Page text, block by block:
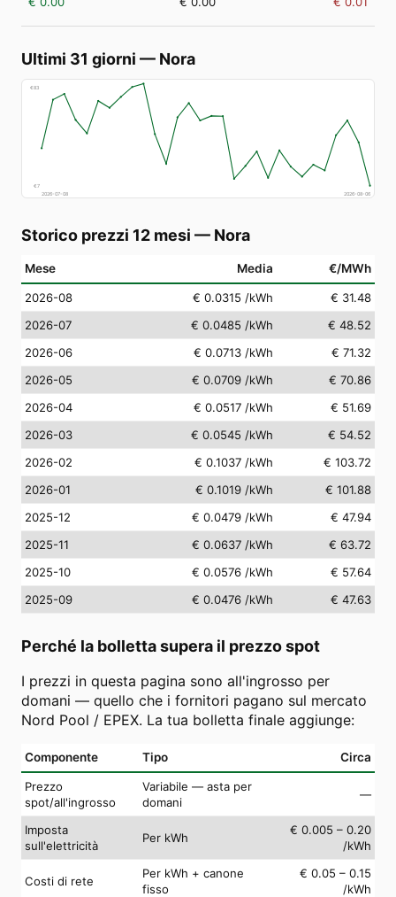
Ultimi 31 giorni — Nora
€83
€7
2026-07-08
2026-08-06
Storico prezzi 12 mesi — Nora
Mese Media €/MWh
2026-08 € 0.0315 /kWh
€ 31.48
2026-07
€ 0.0485 /kWh
€ 48.52
2026-06
€ 0.0713 /kWh
€ 71.32
2026-05
€ 0.0709 /kWh
€ 70.86
2026-04
€ 0.0517 /kWh
€ 51.69
2026-03
€ 0.0545 /kWh
€ 54.52
2026-02
€ 0.1037 /kWh
€ 103.72
2026-01
€ 0.1019 /kWh
€ 101.88
2025-12
€ 0.0479 /kWh
€ 47.94
2025-11
€ 0.0637 /kWh
€ 63.72
2025-10
€ 0.0576 /kWh
€ 57.64
2025-09
€ 0.0476 /kWh € 47.63
Perché la bolletta supera il prezzo spot
I prezzi in questa pagina sono all'ingrosso per
domani — quello che i fornitori pagano sul mercato
Nord Pool / EPEX. La tua bolletta finale aggiunge:
Componente Tipo Circa
Prezzo
spot/all'ingrosso
Variabile — asta per
domani
—
Imposta
sull'elettricità
Per kWh
€ 0.005 – 0.20
/kWh
Costi di rete
Per kWh + canone
fisso
€ 0.05 – 0.15
/kWh